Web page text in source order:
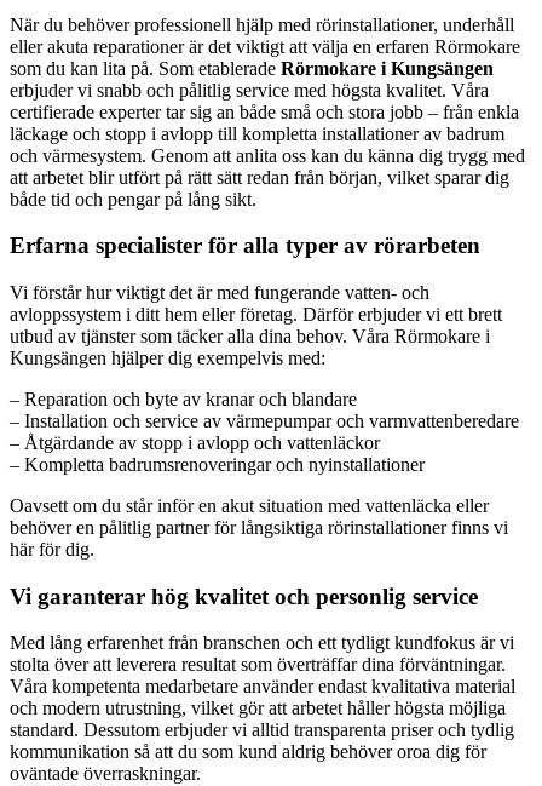
När du behöver professionell hjälp med rörinstallationer, underhåll
eller akuta reparationer är det viktigt att välja en erfaren Rörmokare
som du kan lita på. Som etablerade Rörmokare i Kungsängen
erbjuder vi snabb och pålitlig service med högsta kvalitet. Våra
certifierade experter tar sig an både små och stora jobb – från enkla
läckage och stopp i avlopp till kompletta installationer av badrum
och värmesystem. Genom att anlita oss kan du känna dig trygg med
att arbetet blir utfört på rätt sätt redan från början, vilket sparar dig
både tid och pengar på lång sikt.
Erfarna specialister för alla typer av rörarbeten
Vi förstår hur viktigt det är med fungerande vatten- och
avloppssystem i ditt hem eller företag. Därför erbjuder vi ett brett
utbud av tjänster som täcker alla dina behov. Våra Rörmokare i
Kungsängen hjälper dig exempelvis med:
– Reparation och byte av kranar och blandare
– Installation och service av värmepumpar och varmvattenberedare
– Åtgärdande av stopp i avlopp och vattenläckor
– Kompletta badrumsrenoveringar och nyinstallationer
Oavsett om du står inför en akut situation med vattenläcka eller
behöver en pålitlig partner för långsiktiga rörinstallationer finns vi
här för dig.
Vi garanterar hög kvalitet och personlig service
Med lång erfarenhet från branschen och ett tydligt kundfokus är vi
stolta över att leverera resultat som överträffar dina förväntningar.
Våra kompetenta medarbetare använder endast kvalitativa material
och modern utrustning, vilket gör att arbetet håller högsta möjliga
standard. Dessutom erbjuder vi alltid transparenta priser och tydlig
kommunikation så att du som kund aldrig behöver oroa dig för
oväntade överraskningar.